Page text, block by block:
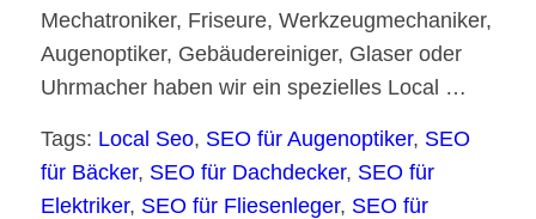
Mechatroniker, Friseure, Werkzeugmechaniker,
Augenoptiker, Gebäudereiniger, Glaser oder
Uhrmacher haben wir ein spezielles Local …
Tags: Local Seo, SEO für Augenoptiker, SEO
für Bäcker, SEO für Dachdecker, SEO für
Elektriker, SEO für Fliesenleger, SEO für